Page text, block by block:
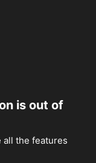
is out of
all the features